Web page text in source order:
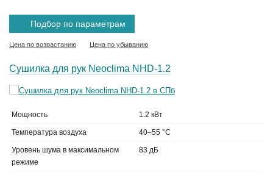
Подбор по параметрам
Цена по возрастанию Цена по убыванию
Сушилка для рук Neoclima NHD-1.2
Мощность 1.2 кВт
Температура воздуха 40–55 °C
Уровень шума в максимальном
режиме
83 дБ